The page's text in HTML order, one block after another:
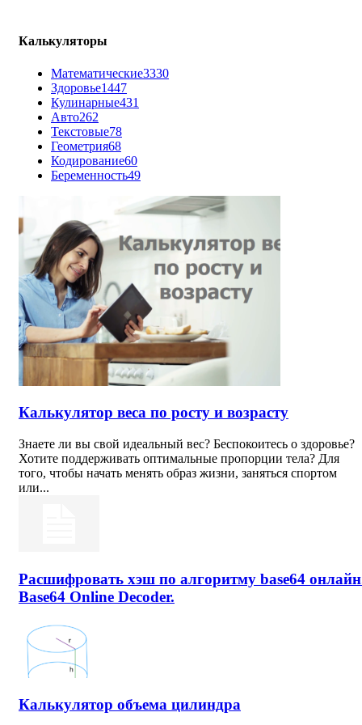
Калькуляторы
Математические3330
Здоровье1447
Кулинарные431
Авто262
Текстовые78
Геометрия68
Кодирование60
Беременность49
Калькулятор веса по росту и возрасту
Знаете ли вы свой идеальный вес? Беспокоитесь о здоровье?
Хотите поддерживать оптимальные пропорции тела? Для
того, чтобы начать менять образ жизни, заняться спортом
или...
Расшифровать хэш по алгоритму base64
Base64 Online Decoder.
Калькулятор объема цилиндра